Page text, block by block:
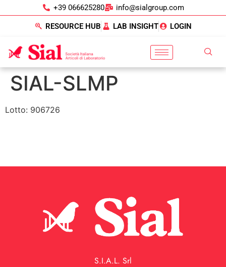
+39 066625280 info@sialgroup.com
RESOURCE HUB LAB INSIGHT LOGIN
SIAL-SLMP
Lotto: 906726
S.I.A.L. Srl